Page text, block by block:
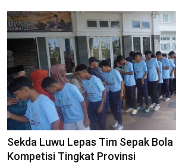
Sekda Luwu Lepas Tim Sepak Bola
Kompetisi Tingkat Provinsi